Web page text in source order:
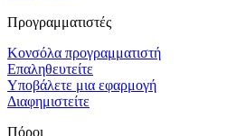
Προγραμματιστές
Κονσόλα προγραμματιστή
Επαληθευτείτε
Υποβάλετε μια εφαρμογή
Διαφημιστείτε
Πόροι